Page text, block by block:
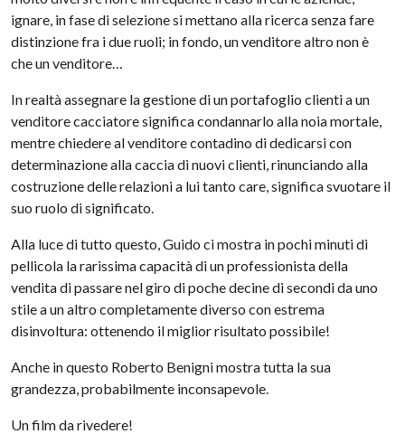
ignare, in fase di selezione si mettano alla ricerca senza fare
distinzione fra i due ruoli; in fondo, un venditore altro non è
che un venditore…
In realtà assegnare la gestione di un portafoglio clienti a un
venditore cacciatore significa condannarlo alla noia mortale,
mentre chiedere al venditore contadino di dedicarsi con
determinazione alla caccia di nuovi clienti, rinunciando alla
costruzione delle relazioni a lui tanto care, significa svuotare il
suo ruolo di significato.
Alla luce di tutto questo, Guido ci mostra in pochi minuti di
pellicola la rarissima capacità di un professionista della
vendita di passare nel giro di poche decine di secondi da uno
stile a un altro completamente diverso con estrema
disinvoltura: ottenendo il miglior risultato possibile!
Anche in questo Roberto Benigni mostra tutta la sua
grandezza, probabilmente inconsapevole.
Un film da rivedere!